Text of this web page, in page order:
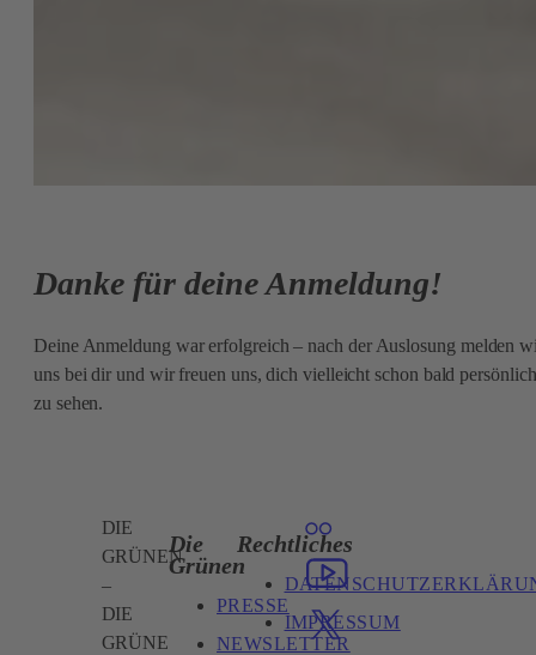
Danke für deine Anmeldung!
Deine Anmeldung war erfolgreich – nach der Auslosung melden
uns bei dir und wir freuen uns, dich vielleicht schon bald persönlich
zu sehen.
DIE
GRÜNEN
–
DIE
GRÜNE
Die
Grünen
PRESSE
NEWSLETTER
Rechtliches
IMPRESSUM